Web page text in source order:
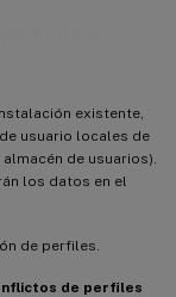
existente,
usuario locales de
de usuarios).
los datos en el
de perfiles.
de perfiles